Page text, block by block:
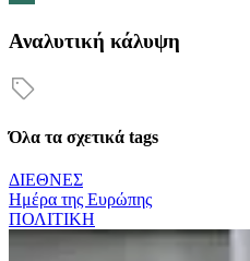
Αναλυτική κάλυψη
Όλα τα σχετικά tags
ΔΙΕΘΝΕΣ
Ημέρα της Ευρώπης
ΠΟΛΙΤΙΚΗ